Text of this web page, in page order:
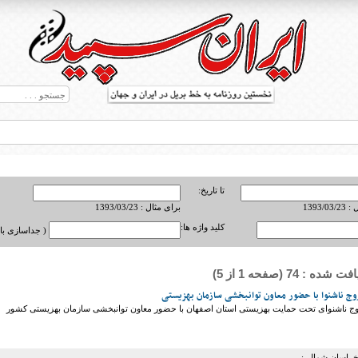
بریل در جهان
23
تا تاریخ:
برای مثال : 1393/03/23
کلید واژه ها: ( جداسازی
: 74 (صفحه 1 از 5)
ازدواج ۵۰ زوج ناشنوای تحت حمایت بهزیستی استان اصفهان با حضور معاون توانبخشی سازمان بهزیستی کشور